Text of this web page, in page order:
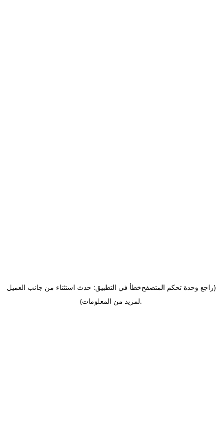
خطأ في التطبيق: حدث استثناء من جانب العميل(راجع وحدة تحكم المتصفح
لمزيد من المعلومات).